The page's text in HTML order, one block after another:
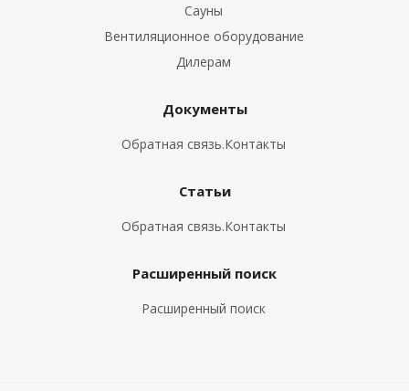
Сауны
Вентиляционное оборудование
Дилерам
Документы
Обратная связь.Контакты
Статьи
Обратная связь.Контакты
Расширенный поиск
Расширенный поиск